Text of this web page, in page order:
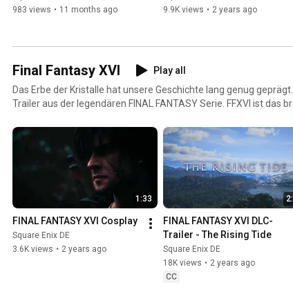
983 views • 11 months ago
9.9K views • 2 years ago
Final Fantasy XVI
Play all
Das Erbe der Kristalle hat unsere Geschichte lang genug geprägt.#FF16 Seht hier den
Trailer aus der legendären FINAL FANTASY Serie. FFXVI ist das
keine Neuigkeit zu FFXVI zu verpassen: http://twitter.com/FinalFantasyXVI
http://facebook.com/FinalFantasyXVI http://instagram.com/
1:33
FINAL FANTASY XVI Cosplay
Square Enix DE
3.6K views • 2 years ago
FINAL FANTASY XVI DLC-
Trailer - The Rising Tide
Square Enix DE
18K views • 2 years ago
CC